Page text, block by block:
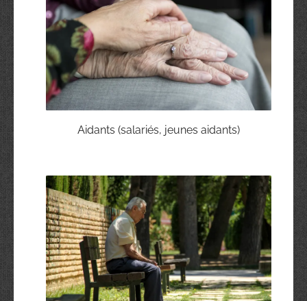
Aidants (salariés, jeunes aidants)